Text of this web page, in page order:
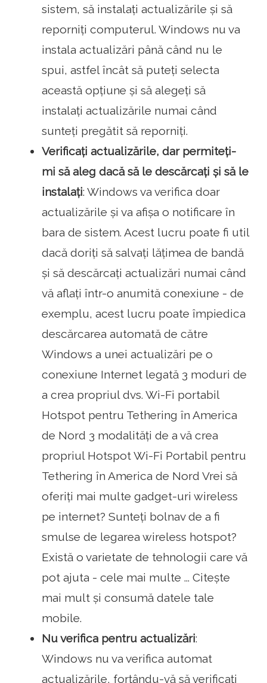
sistem, să instalați actualizările și să
reporniți computerul. Windows nu va
instala actualizări până când nu le
spui, astfel încât să puteți selecta
această opțiune și să alegeți să
instalați actualizările numai când
sunteți pregătit să reporniți.
Verificați actualizările, dar permiteți-
mi să aleg dacă să le descărcați și să le
instalați: Windows va verifica doar
actualizările și va afișa o notificare în
bara de sistem. Acest lucru poate fi util
dacă doriți să salvați lățimea de bandă
și să descărcați actualizări numai când
vă aflați într-o anumită conexiune - de
exemplu, acest lucru poate împiedica
descărcarea automată de către
Windows a unei actualizări pe o
conexiune Internet legată 3 moduri de
a crea propriul dvs. Wi-Fi portabil
Hotspot pentru Tethering în America
de Nord 3 modalități de a vă crea
propriul Hotspot Wi-Fi Portabil pentru
Tethering în America de Nord Vrei să
oferiți mai multe gadget-uri wireless
pe internet? Sunteți bolnav de a fi
smulse de legarea wireless hotspot?
Există o varietate de tehnologii care vă
pot ajuta - cele mai multe ... Citește
mai mult și consumă datele tale
mobile.
Nu verifica pentru actualizări:
Windows nu va verifica automat
actualizările, forțându-vă să verificați